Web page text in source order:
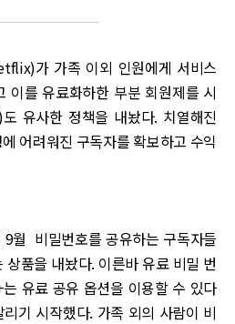
가 가족 이외 인원에게 서비스
이를 유료화하한 부분 회원제를 시
유사한 정책을 내놨다. 치열해진
어려워진 구독자를 확보하고 수익
월 비밀번호를 공유하는 구독자들
품을 내놨다. 이른바 유료 비밀 번
유료 공유 옵션을 이용할 수 있다
기 시작했다. 가족 외의 사람이 비